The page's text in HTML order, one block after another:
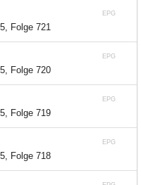
EPG
Folge 721
EPG
Folge 720
EPG
Folge 719
EPG
Folge 718